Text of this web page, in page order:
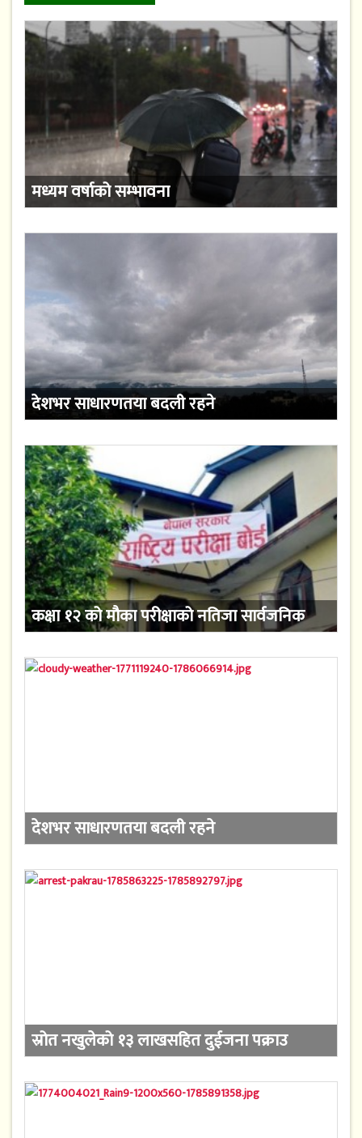
मध्यम वर्षाको सम्भावना
देशभर साधारणतया बदली रहने
कक्षा १२ को मौका परीक्षाको नतिजा सार्वजनिक
देशभर साधारणतया बदली रहने
स्रोत नखुलेको १३ लाखसहित दुईजना पक्राउ